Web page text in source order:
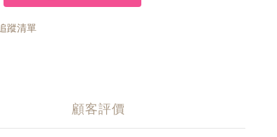
蹤清單
顧客評價